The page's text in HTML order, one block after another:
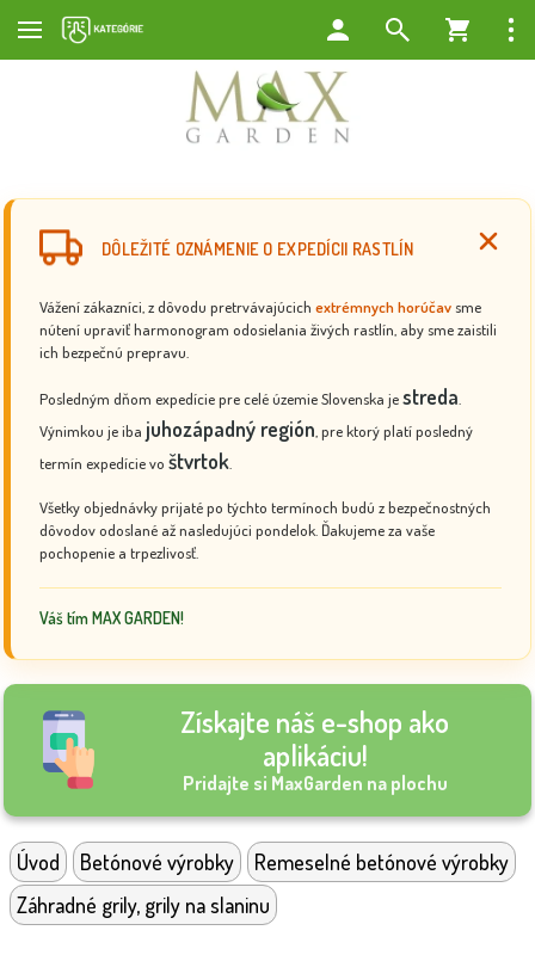
DÔLEŽITÉ OZNÁMENIE O EXPEDÍCII RASTLÍN
Vážení zákazníci, z dôvodu pretrvávajúcich extrémnych horúčav sme
nútení upraviť harmonogram odosielania živých rastlín, aby sme zaistili
ich bezpečnú prepravu.
Posledným dňom expedície pre celé územie Slovenska jestreda
Výnimkou je iba juhozápadný región , pre ktorý platí posledný
termín expedície vo štvrtok
Všetky objednávky prijaté po týchto termínoch budú z bezpečnostných
dôvodov odoslané až nasledujúci pondelok. Ďakujeme za vaše
pochopenie a trpezlivosť.
Váš tím MAX GARDEN!
Získajte náš e-shop ako
aplikáciu!
Pridajte si MaxGarden na plochu
Úvod Betónové výrobky
Remeselné betónové výrobky
Záhradné grily, grily na slaninu